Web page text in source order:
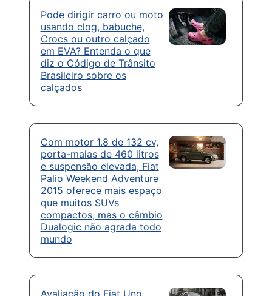
Pode dirigir carro ou moto
usando clog, babuche,
Crocs ou outro calçado
em EVA? Entenda o que
diz o Código de Trânsito
Brasileiro sobre os
calçados
Com motor 1.8 de 132 cv,
porta-malas de 460 litros
e suspensão elevada, Fiat
Palio Weekend Adventure
2015 oferece mais espaço
que muitos SUVs
compactos, mas o câmbio
Dualogic não agrada todo
mundo